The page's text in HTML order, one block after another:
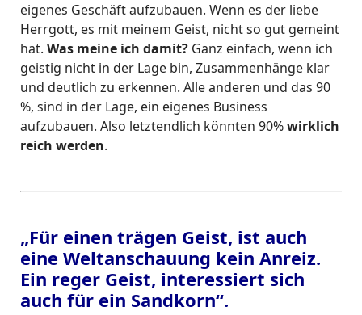
eigenes Geschäft aufzubauen. Wenn es der liebe
Herrgott, es mit meinem Geist, nicht so gut gemeint
hat. Was meine ich damit? Ganz einfach, wenn ich
geistig nicht in der Lage bin, Zusammenhänge klar
und deutlich zu erkennen. Alle anderen und das 90
%, sind in der Lage, ein eigenes Business
aufzubauen. Also letztendlich könnten 90%wirklich
reich werden.
„Für einen trägen Geist, ist auch
eine Weltanschauung kein Anreiz.
Ein reger Geist, interessiert sich
auch für ein Sandkorn“.